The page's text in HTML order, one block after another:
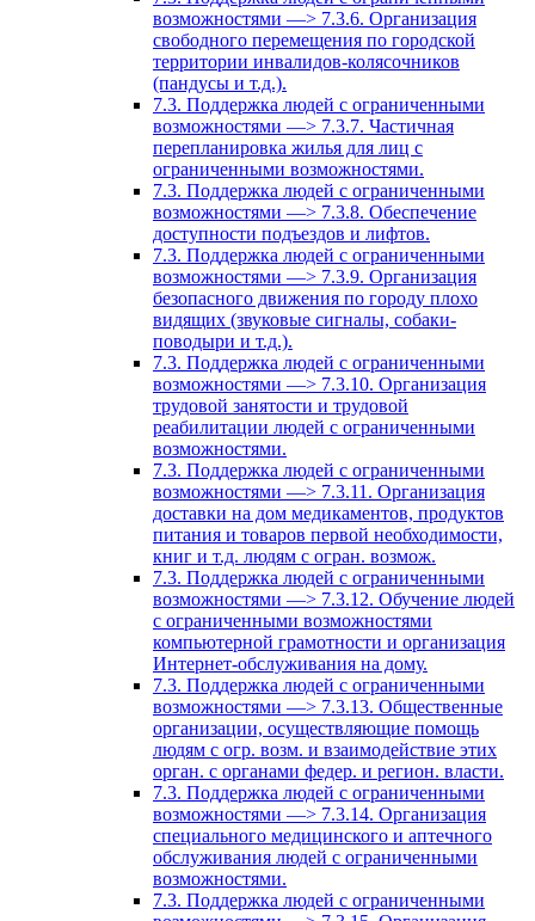
возможностями —> 7.3.6. Организация
свободного перемещения по городской
территории инвалидов-колясочников
(пандусы и т.д.).
7.3. Поддержка людей с ограниченными
возможностями —> 7.3.7. Частичная
перепланировка жилья для лиц с
ограниченными возможностями.
7.3. Поддержка людей с ограниченными
возможностями —> 7.3.8. Обеспечение
доступности подъездов и лифтов.
7.3. Поддержка людей с ограниченными
возможностями —> 7.3.9. Организация
безопасного движения по городу плохо
видящих (звуковые сигналы, собаки-
поводыри и т.д.).
7.3. Поддержка людей с ограниченными
возможностями —> 7.3.10. Организация
трудовой занятости и трудовой
реабилитации людей с ограниченными
возможностями.
7.3. Поддержка людей с ограниченными
возможностями —> 7.3.11. Организация
доставки на дом медикаментов, продуктов
питания и товаров первой необходимости,
книг и т.д. людям с огран. возмож.
7.3. Поддержка людей с ограниченными
возможностями —> 7.3.12. Обучение людей
с ограниченными возможностями
компьютерной грамотности и организация
Интернет-обслуживания на дому.
7.3. Поддержка людей с ограниченными
возможностями —> 7.3.13. Общественные
организации, осуществляющие помощь
людям с огр. возм. и взаимодействие этих
орган. с органами федер. и регион. власти.
7.3. Поддержка людей с ограниченными
возможностями —> 7.3.14. Организация
специального медицинского и аптечного
обслуживания людей с ограниченными
возможностями.
7.3. Поддержка людей с ограниченными